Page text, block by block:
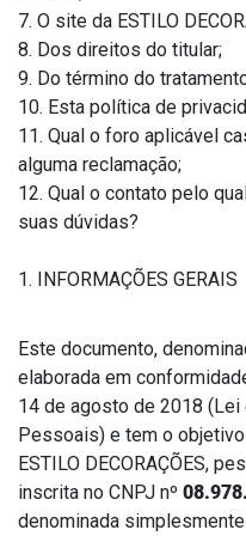
7. O site da ESTILO
8. Dos direitos do titular;
9. Do término do
10. Esta política de
11. Qual o foro aplicável
alguma reclamação;
12. Qual o contato pelo
suas dúvidas?
1. INFORMAÇÕES GERAIS
Este documento,
elaborada em
14 de agosto de 2018
Pessoais) e tem o
ESTILO DECORAÇÕES,
inscrita no CNPJ nº
denominada simplesmente